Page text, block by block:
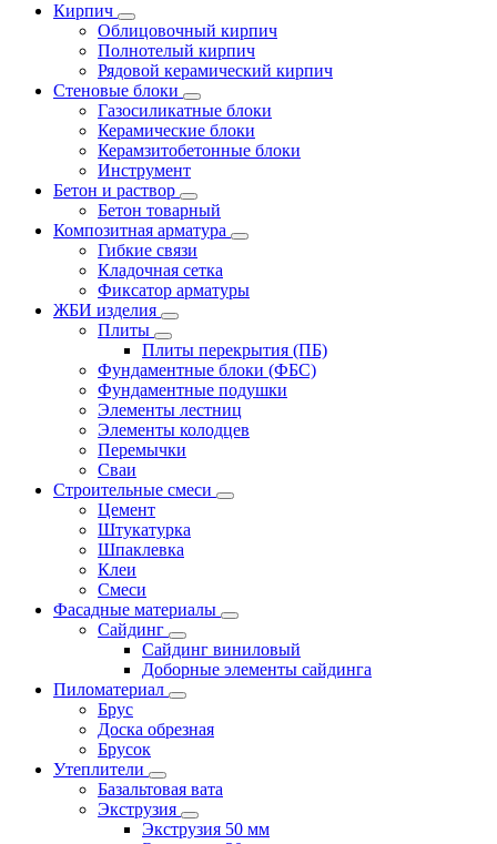
Кирпич
Облицовочный кирпич
Полнотелый кирпич
Рядовой керамический кирпич
Стеновые блоки
Газосиликатные блоки
Керамические блоки
Керамзитобетонные блоки
Инструмент
Бетон и раствор
Бетон товарный
Композитная арматура
Гибкие связи
Кладочная сетка
Фиксатор арматуры
ЖБИ изделия
Плиты
Плиты перекрытия (ПБ)
Фундаментные блоки (ФБС)
Фундаментные подушки
Элементы лестниц
Элементы колодцев
Перемычки
Сваи
Строительные смеси
Цемент
Штукатурка
Шпаклевка
Клеи
Смеси
Фасадные материалы
Сайдинг
Сайдинг виниловый
Доборные элементы сайдинга
Пиломатериал
Брус
Доска обрезная
Брусок
Утеплители
Базальтовая вата
Экструзия
Экструзия 50 мм